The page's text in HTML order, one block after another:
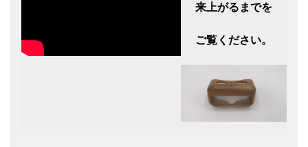
来上がるまでを
ご覧ください。